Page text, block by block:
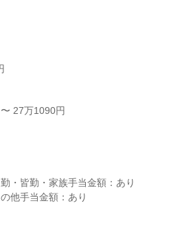
27万1090円
・皆勤・家族手当金額：あり
他手当金額：あり